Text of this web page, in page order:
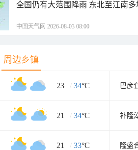
全国仍有大范围降雨 东北至江南
中国天气网 2026-08-03 08:00
周边乡镇
23 / 34°C 巴彦
21 / 34°C 补隆
21 / 33°C 隆盛